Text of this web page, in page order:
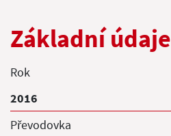
Základní údaje
Rok
2016
Převodovka